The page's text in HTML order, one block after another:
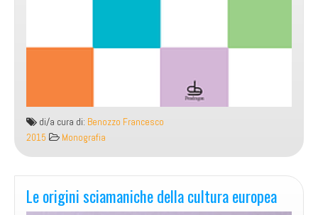
di/a cura di: Benozzo Francesco
2015
Monografia
Le origini sciamaniche della cultura europea